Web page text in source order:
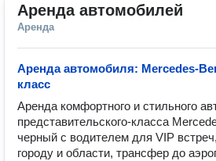
Аренда автомобилей
Аренда
Аренда автомобиля: Mercedes-
класс
Аренда комфортного и стильного
представительского-класса
черный с водителем для VIP
городу и области, трансфер до